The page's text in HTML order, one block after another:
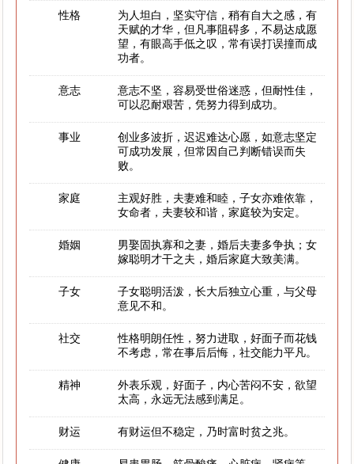
性格
为人坦白，坚实守信，稍有自大之感，有
天赋的才华，但凡事阻碍多，不易达成愿
望，有眼高手低之叹，常有误打误撞而成
功者。
意志
意志不坚，容易受世俗迷惑，但耐性佳，
可以忍耐艰苦，凭努力得到成功。
事业
创业多波折，迟迟难达心愿，如意志坚定
可成功发展，但常因自己判断错误而失
败。
家庭
主观好胜，夫妻难和睦，子女亦难依靠，
女命者，夫妻较和谐，家庭较为安定。
婚姻
男娶固执寡和之妻，婚后夫妻多争执；女
嫁聪明才干之夫，婚后家庭大致美满。
子女
子女聪明活泼，长大后独立心重，与父母
意见不和。
社交
性格明朗任性，努力进取，好面子而花钱
不考虑，常在事后后悔，社交能力平凡。
精神
外表乐观，好面子，内心苦闷不安，欲望
太高，永远无法感到满足。
财运 有财运但不稳定，乃时富时贫之兆。